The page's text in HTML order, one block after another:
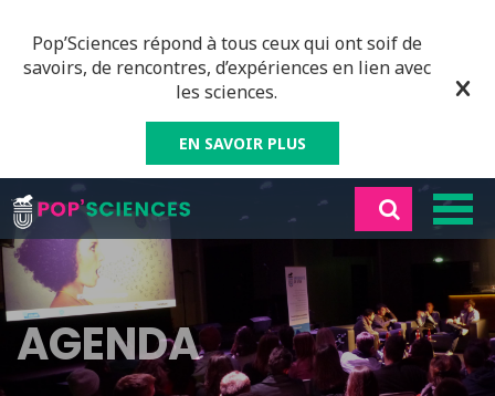
Pop’Sciences répond à tous ceux qui ont soif de
savoirs, de rencontres, d’expériences en lien avec
les sciences.
EN SAVOIR PLUS
AGENDA